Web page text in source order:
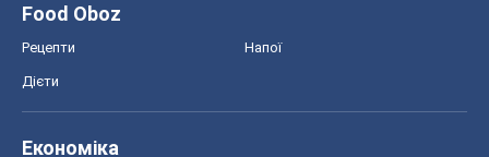
Food Oboz
Рецепти Напої
Дієти
Економіка